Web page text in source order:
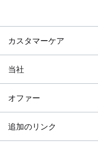
カスタマーケア
当社
オファー
追加のリンク